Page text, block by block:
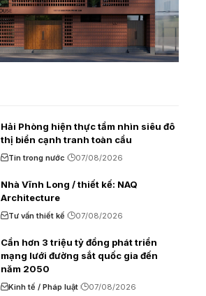
Hải Phòng hiện thực tầm nhìn siêu đô
thị biển cạnh tranh toàn cầu
Tin trong nước 07/08/2026
Nhà Vĩnh Long / thiết kế: NAQ
Architecture
Tư vấn thiết kế 07/08/2026
Cần hơn 3 triệu tỷ đồng phát triển
mạng lưới đường sắt quốc gia đến
năm 2050
Kinh tế / Pháp luật 07/08/2026